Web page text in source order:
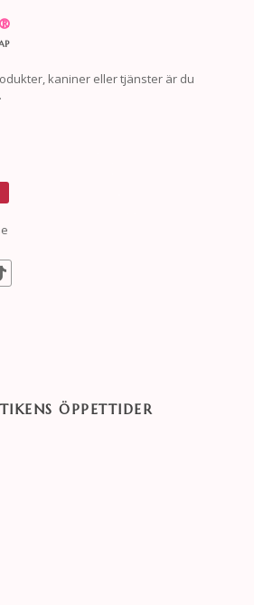
®
kaniner eller tjänster är du
ÖPPETTIDER